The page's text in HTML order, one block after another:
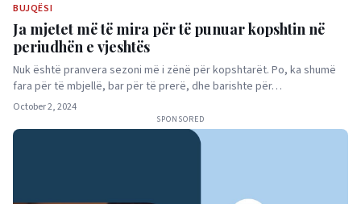
BUJQËSI
Ja mjetet më të mira për të punuar kopshtin në
periudhën e vjeshtës
Nuk është pranvera sezoni më i zënë për kopshtarët. Po, ka shumë
fara për të mbjellë, bar për të prerë, dhe barishte për…
October 2, 2024
SPONSORED